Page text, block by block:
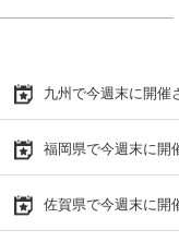
九州で今週末に開催
福岡県で今週末に開
佐賀県で今週末に開